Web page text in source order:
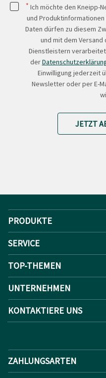
* Ich möchte den Kneipp-
und
Daten dürfen zu diesem
und mit dem
Dienstleistern
der
Einwilligung jederzeit
Newsletter oder per E-
JETZT
PRODUKTE
SERVICE
TOP-THEMEN
UNTERNEHMEN
KONTAKTIERE UNS
ZAHLUNGSARTEN